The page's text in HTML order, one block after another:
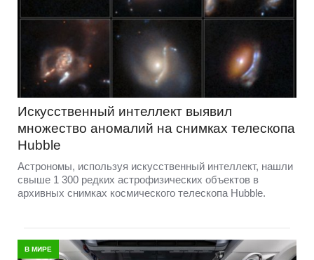
Искусственный интеллект выявил
множество аномалий на снимках телескопа
Hubble
Астрономы, используя искусственный интеллект, нашли
свыше 1 300 редких астрофизических объектов в
архивных снимках космического телескопа Hubble.
В МИРЕ